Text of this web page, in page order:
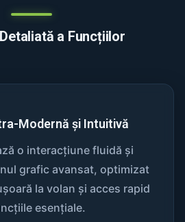
a Funcțiilor
Modernă și Intuitivă
o interacțiune fluidă și
grafic avansat, optimizat
la volan și acces rapid
esențiale.